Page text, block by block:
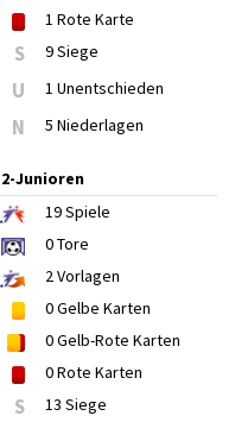
1 Rote Karte
S 9 Siege
U 1 Unentschieden
N 5 Niederlagen
Junioren
19Spiele
0Tore
2Vorlagen
0Gelbe Karten
0Gelb-Rote Karten
0Rote Karten
S 13 Siege